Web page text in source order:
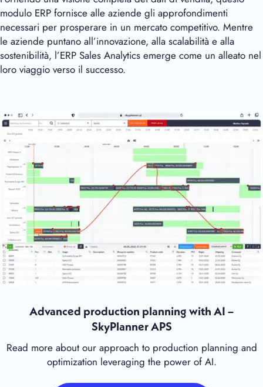
modulo ERP fornisce alle aziende gli approfondimenti
necessari per prosperare in un mercato competitivo. Mentre
le aziende puntano all’innovazione, alla scalabilità e alla
sostenibilità, l’ERP Sales Analytics emerge come un alleato nel
loro viaggio verso il successo.
Advanced production planning with AI –
SkyPlanner APS
Read more about our approach to production planning and
optimization leveraging the power of AI.